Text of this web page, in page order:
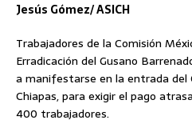
Jesús Gómez/ ASICH
Trabajadores de la Comisión
Erradicación del Gusano
a manifestarse en la entrada del
Chiapas, para exigir el pago
400 trabajadores.